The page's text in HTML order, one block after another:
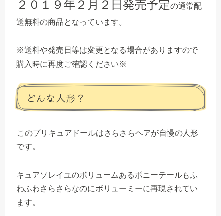
２０１９年２月２日発売予定の通常配
送無料の商品となっています。
※送料や発売日等は変更となる場合がありますので
購入時に再度ご確認ください※
どんな人形？
このプリキュアドールはさらさらヘアが自慢の人形
です。
キュアソレイユのボリュームあるポニーテールもふ
わふわさらさらなのにボリューミーに再現されてい
ます。